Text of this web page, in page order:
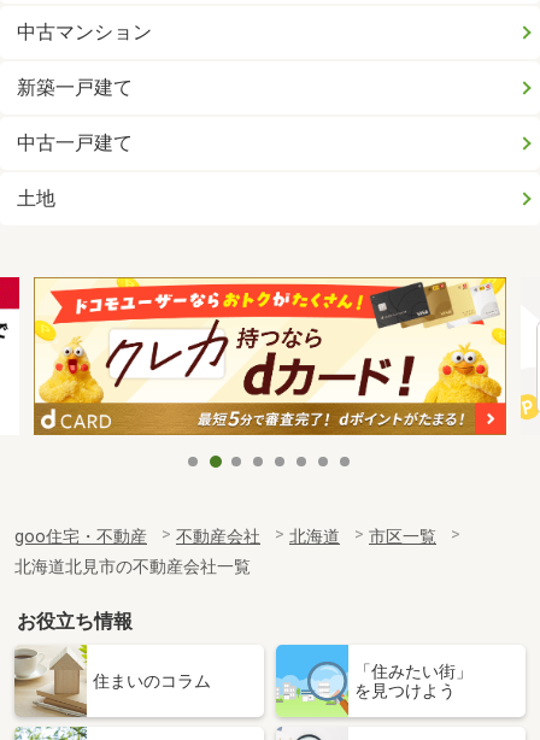
中古マンション
新築一戸建て
中古一戸建て
土地
goo住宅・不動産 不動産会社 北海道
市区一覧
北海道北見市の不動産会社一覧
お役立ち情報
住まいのコラム
「住みたい街」
を見つけよう